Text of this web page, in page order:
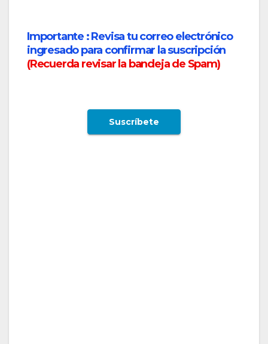
Importante :Revisa tu correo electrónico
ingresado para confirmar la suscripción
(Recuerda revisar la bandeja de Spam)